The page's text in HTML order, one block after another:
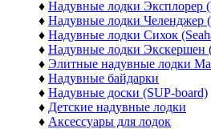
♦ Надувные лодки Эксплорер
♦ Надувные лодки Челенджер
♦ Надувные лодки Сихок
♦ Надувные лодки Экскершен
♦ Элитные надувные лодки
♦ Надувные байдарки
♦ Надувные доски (SUP-board)
♦ Детские надувные лодки
♦ Аксессуары для лодок